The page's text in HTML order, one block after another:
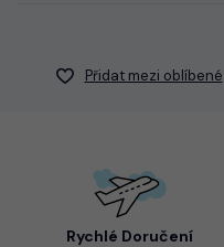
Přidat mezi oblíbené
Rychlé Doručení